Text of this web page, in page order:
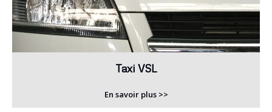
Taxi VSL
En savoir plus >>